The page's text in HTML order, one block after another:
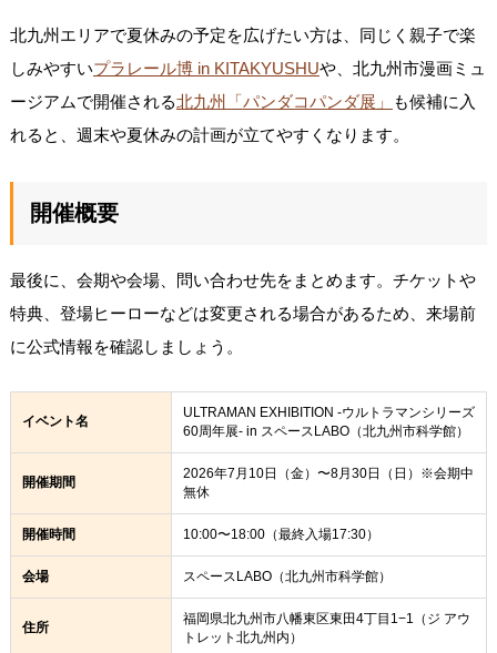
北九州エリアで夏休みの予定を広げたい方は、同じく親子で楽
しみやすいプラレール博 in KITAKYUSHUや、北九州市漫画ミュ
ージアムで開催される北九州「パンダコパンダ展」
も候補に入
れると、週末や夏休みの計画が立てやすくなります。
開催概要
最後に、会期や会場、問い合わせ先をまとめます。チケットや
特典、登場ヒーローなどは変更される場合があるため、来場前
に公式情報を確認しましょう。
イベント名
ULTRAMAN EXHIBITION -ウルトラマンシリーズ
60周年展- in スペースLABO（北九州市科学館）
開催期間
2026年7月10日（金）〜8月30日（日）※会期中
無休
開催時間 10:00〜18:00（最終入場17:30）
会場 スペースLABO（北九州市科学館）
住所
福岡県北九州市八幡東区東田4丁目1−1（ジ アウ
トレット北九州内）